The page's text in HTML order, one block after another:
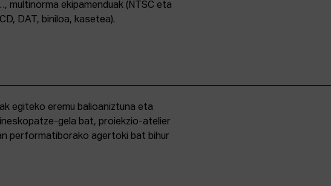
multinorma ekipamenduak (NTSC eta
DAT, biniloa, kasetea).
egiteko eremu balioaniztuna eta
gela bat, proiekzio-atelier
performatiborako agertoki bat bihur